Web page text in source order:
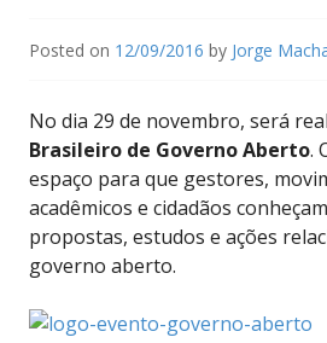
Posted on 12/09/2016 by Jorge
No dia 29 de novembro, será
Brasileiro de Governo Aberto.
espaço para que gestores,
acadêmicos e cidadãos
propostas, estudos e ações
governo aberto.